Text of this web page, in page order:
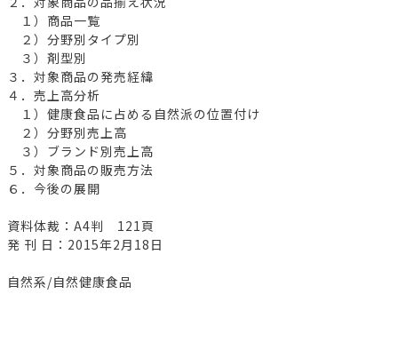
１）商品一覧
２）分野別タイプ別
３）剤型別
３．対象商品の発売経緯
４．売上高分析
１）健康食品に占める自然派の位置付け
２）分野別売上高
３）ブランド別売上高
５．対象商品の販売方法
６．今後の展開
資料体裁：A4判 121頁
発 刊 日：2015年2月18日
自然系/自然健康食品